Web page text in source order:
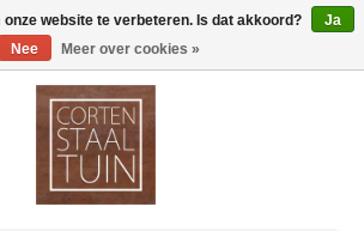
website te verbeteren. Is dat akkoord?
Ja
Nee
Meer over cookies »